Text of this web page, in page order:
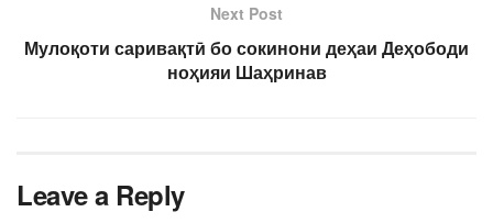
Next Post
Мулоқоти саривақтӣ бо сокинони деҳаи Деҳободи
ноҳияи Шаҳринав
Leave a Reply